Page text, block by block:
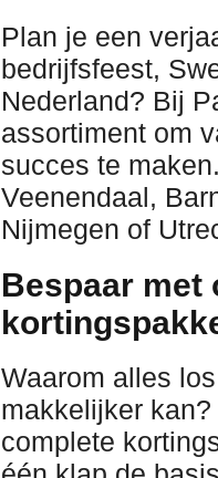
Plan je een
bedrijfsfeest,
Nederland? Bij
assortiment om
succes te
Veenendaal,
Nijmegen of
Bespaar met
Waarom alles
makkelijker
complete